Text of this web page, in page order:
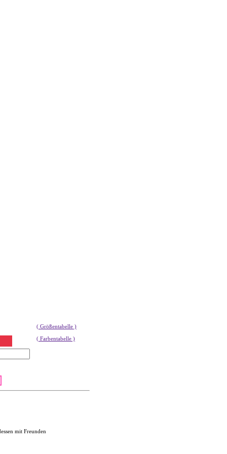
( Größentabelle )
( Farbentabelle )
mit Freunden